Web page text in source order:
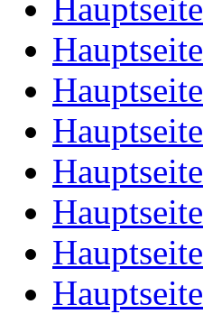
Hauptseite
Hauptseite
Hauptseite
Hauptseite
Hauptseite
Hauptseite
Hauptseite
Hauptseite